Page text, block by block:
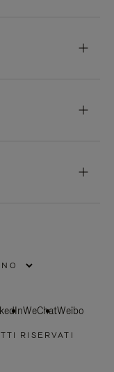
WeChatWeibo
RISERVATI